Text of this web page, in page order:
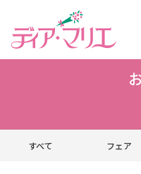
デ
すべて フェア